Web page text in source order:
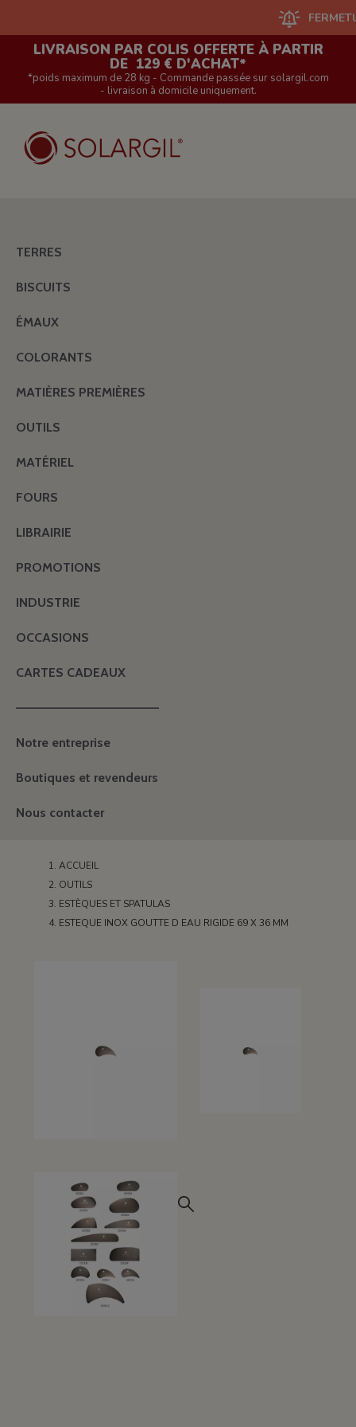
FERMETURE
LIVRAISON PAR COLIS OFFERTE À PARTIR
DE 129 € D'ACHAT*
*poids maximum de 28 kg - Commande passée sur solargil.com
- livraison à domicile uniquement.
TERRES
BISCUITS
ÉMAUX
COLORANTS
MATIÈRES PREMIÈRES
OUTILS
MATÉRIEL
FOURS
LIBRAIRIE
PROMOTIONS
INDUSTRIE
OCCASIONS
CARTES CADEAUX
———————————————
Notre entreprise
Boutiques et revendeurs
Nous contacter
ACCUEIL
OUTILS
ESTÈQUES ET SPATULAS
ESTEQUE INOX GOUTTE D EAU RIGIDE 69 X 36 MM